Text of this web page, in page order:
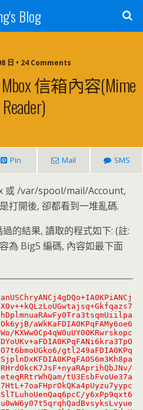
Blog
日 • 24 Comments
信箱內容(Mime
Pin Mail SMS
或 /var/spool/mail/Account,
打開後, 卻都看到一堆亂碼.
的結果, 讀取的程式如下: (註:
為 Big5 編碼, 內容如最下面